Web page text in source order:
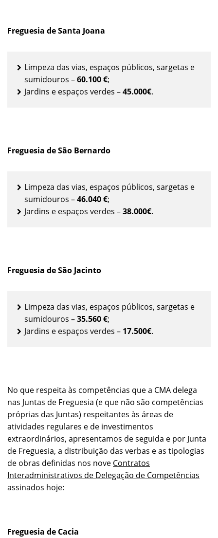
Freguesia de Santa Joana
Limpeza das vias, espaços públicos, sargetas e
sumidouros –60.100 €;
Jardins e espaços verdes –45.000€.
Freguesia de São Bernardo
Limpeza das vias, espaços públicos, sargetas e
sumidouros –46.040 €;
Jardins e espaços verdes –38.000€.
Freguesia de São Jacinto
Limpeza das vias, espaços públicos, sargetas e
sumidouros –35.560 €;
Jardins e espaços verdes – 17.500€.
No que respeita às competências que a CMA delega
nas Juntas de Freguesia (e que não são competências
próprias das Juntas) respeitantes às áreas de
atividades regulares e de investimentos
extraordinários, apresentamos de seguida e por Junta
de Freguesia, a distribuição das verbas e as tipologias
de obras definidas nos nove Contratos
Interadministrativos de Delegação de Competências
assinados hoje:
Freguesia de Cacia